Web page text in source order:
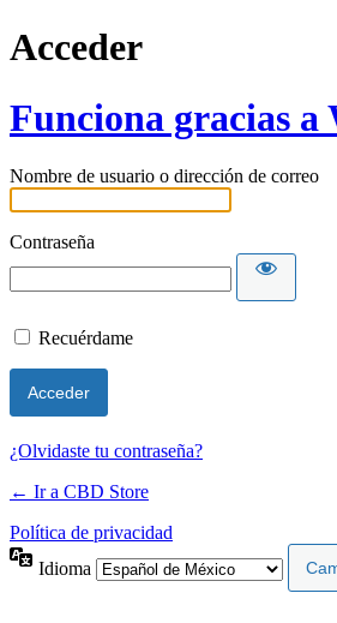
Acceder
Funciona gracias a
Nombre de usuario o dirección de correo
Contraseña
Recuérdame
¿Olvidaste tu contraseña?
← Ir a CBD Store
Política de privacidad
Idioma